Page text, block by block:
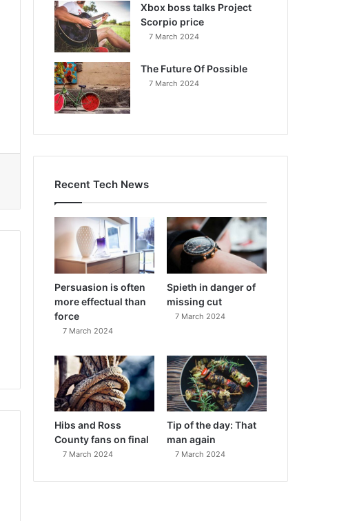
Xbox boss talks Project
Scorpio price
7 March 2024
The Future Of Possible
7 March 2024
Recent Tech News
Persuasion is often
more effectual than
force
7 March 2024
Spieth in danger of
missing cut
7 March 2024
Hibs and Ross
County fans on final
7 March 2024
Tip of the day: That
man again
7 March 2024